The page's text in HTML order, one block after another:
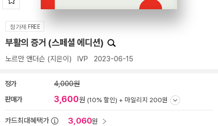
정가제 FREE
부활의 증거 (스페셜 에디션)
노르만 앤더슨 (지은이) IVP 2023-06-15
정가 4,000원
판매가 3,600원 (10% 할인) + 마일리지 200원
카드최대혜택가 3,060원